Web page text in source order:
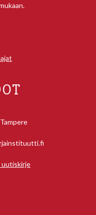
uutiskirje